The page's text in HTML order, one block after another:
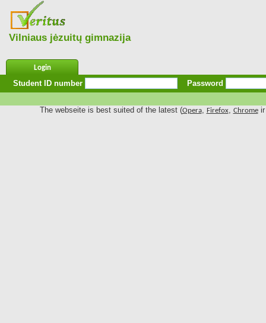
Vilniaus jėzuitų gimnazija
Login
Student ID number Password
The webseite is best suited of the latest (Opera, Firefox, Chromeir